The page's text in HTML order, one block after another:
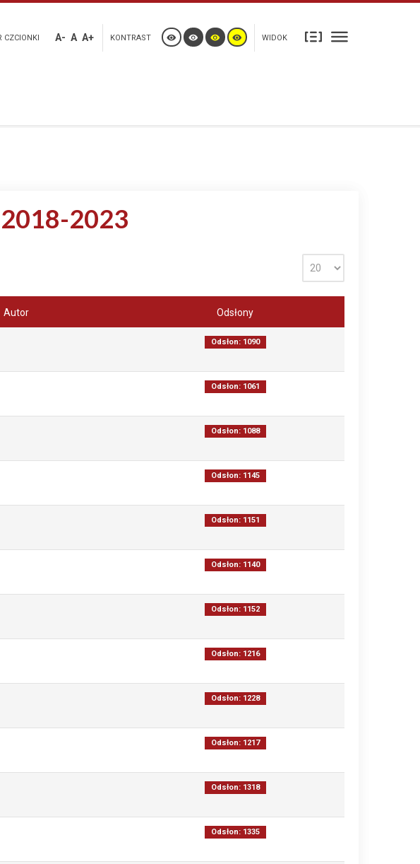
CZCIONKI A- A A+ KONTRAST WIDOK
2023
Autor Odsłony
Odsłon: 1090
Odsłon: 1061
Odsłon: 1088
Odsłon: 1145
Odsłon: 1151
Odsłon: 1140
Odsłon: 1152
Odsłon: 1216
Odsłon: 1228
Odsłon: 1217
Odsłon: 1318
Odsłon: 1335